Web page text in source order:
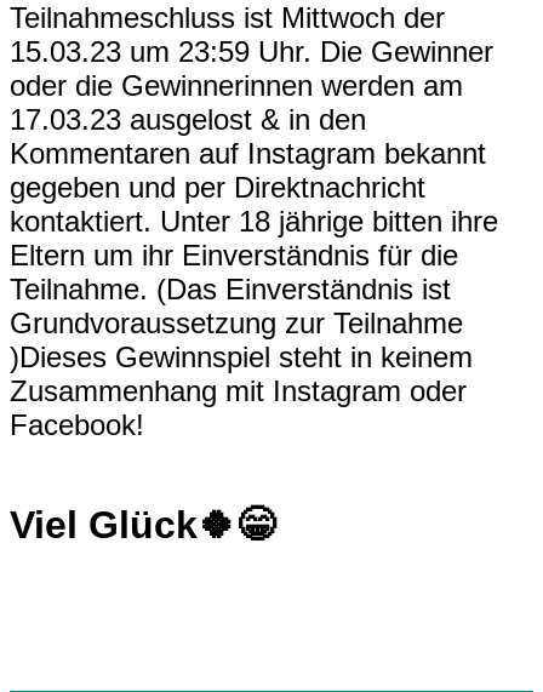
Teilnahmeschluss ist Mittwoch der
15.03.23 um 23:59 Uhr. Die Gewinner
oder die Gewinnerinnen werden am
17.03.23 ausgelost & in den
Kommentaren auf Instagram bekannt
gegeben und per Direktnachricht
kontaktiert. Unter 18 jährige bitten ihre
Eltern um ihr Einverständnis für die
Teilnahme. (Das Einverständnis ist
Grundvoraussetzung zur Teilnahme
)Dieses Gewinnspiel steht in keinem
Zusammenhang mit Instagram oder
Facebook!
Viel Glück🍀😁